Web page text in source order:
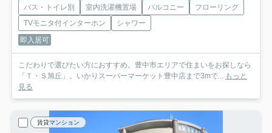
バス・トイレ別 室内洗濯機置場 バルコニー
フローリング
TVモニタ付インターホン
シャワー
即入居可
こだわりで選びたい方におすすめ。豊中市エリアで住まいをお探しなら
「Ｔ・Ｓ旭丘」。いかりスーパーマーケット豊中店まで3mで...
もっと
見る
賃貸マンション